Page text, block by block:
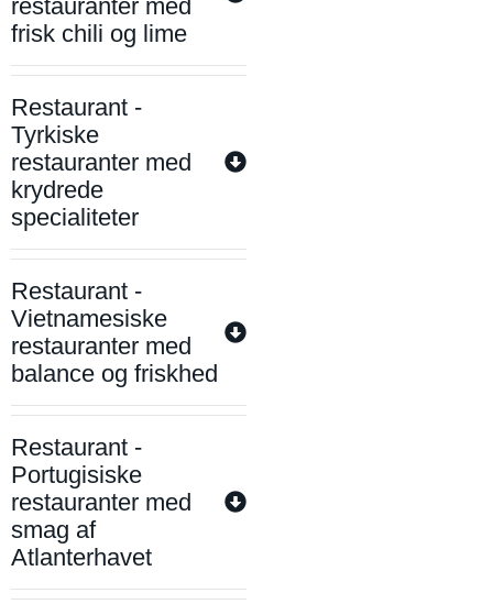
restauranter med
frisk chili og lime
Restaurant -
Tyrkiske
restauranter med
krydrede
specialiteter
Restaurant -
Vietnamesiske
restauranter med
balance og friskhed
Restaurant -
Portugisiske
restauranter med
smag af
Atlanterhavet